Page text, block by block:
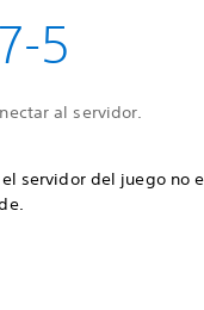
5
al servidor.
servidor del juego no